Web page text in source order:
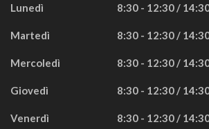
Lunedì 8:30 - 12:30 /
Martedì 8:30 - 12:30 /
Mercoledì 8:30 - 12:30 /
Giovedì 8:30 - 12:30 /
Venerdì 8:30 - 12:30 /